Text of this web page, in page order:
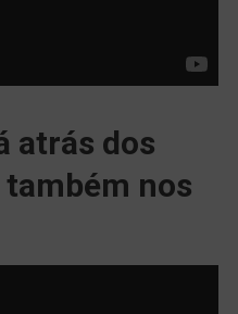
atrás dos
também nos